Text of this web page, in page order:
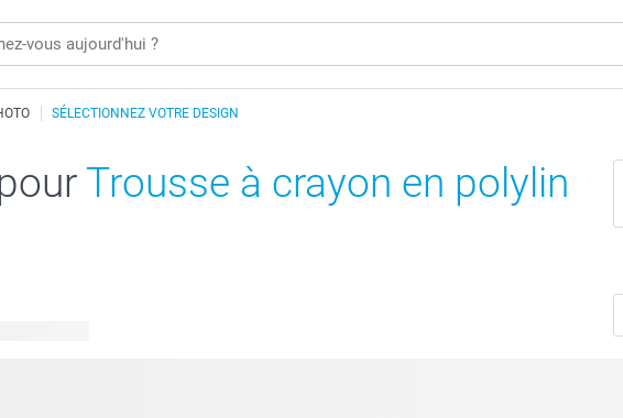
SÉLECTIONNEZ VOTRE DESIGN
Trousse à crayon en polylin